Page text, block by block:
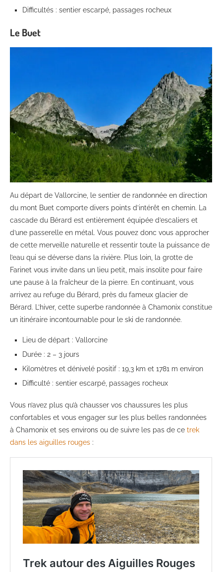
Difficultés : sentier escarpé, passages rocheux
Le Buet
Au départ de Vallorcine, le sentier de randonnée en direction
du mont Buet comporte divers points d’intérêt en chemin. La
cascade du Bérard est entièrement équipée d’escaliers et
d’une passerelle en métal. Vous pouvez donc vous approcher
de cette merveille naturelle et ressentir toute la puissance de
l’eau qui se déverse dans la rivière. Plus loin, la grotte de
Farinet vous invite dans un lieu petit, mais insolite pour faire
une pause à la fraîcheur de la pierre. En continuant, vous
arrivez au refuge du Bérard, près du fameux glacier de
Bérard. L’hiver, cette superbe randonnée à Chamonix constitue
un itinéraire incontournable pour le ski de randonnée.
Lieu de départ : Vallorcine
Durée : 2 – 3 jours
Kilomètres et dénivelé positif : 19,3 km et 1781 m environ
Difficulté : sentier escarpé, passages rocheux
Vous n’avez plus qu’à chausser vos chaussures les plus
confortables et vous engager sur les plus belles randonnées
à Chamonix et ses environs ou de suivre les pas de ce trek
dans les aiguilles rouges :